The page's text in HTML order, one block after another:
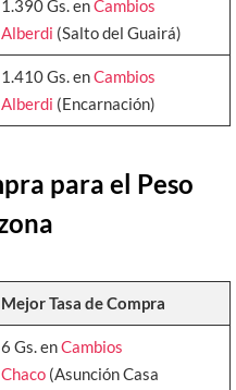
1.390 Gs. enCambios
Alberdi (Salto del Guairá)
1.410 Gs. enCambios
Alberdi (Encarnación)
para el Peso
Mejor Tasa de Compra
6 Gs. enCambios
Chaco(Asunción Casa